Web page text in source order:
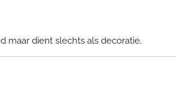
maar dient slechts als decoratie.